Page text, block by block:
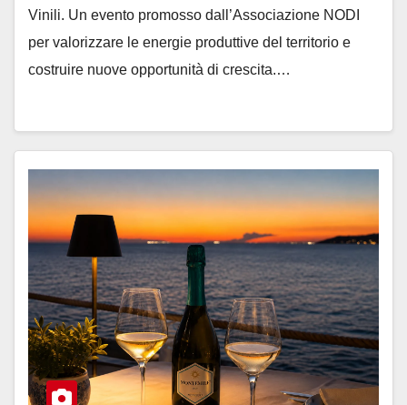
Vinili. Un evento promosso dall’Associazione NODI
per valorizzare le energie produttive del territorio e
costruire nuove opportunità di crescita.…